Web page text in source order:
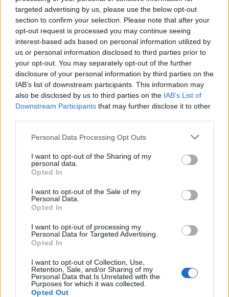
targeted advertising by us, please use the below opt-out
section to confirm your selection. Please note that after your
opt-out request is processed you may continue seeing
interest-based ads based on personal information utilized by
us or personal information disclosed to third parties prior to
your opt-out. You may separately opt-out of the further
disclosure of your personal information by third parties on the
IAB’s list of downstream participants. This information may
also be disclosed by us to third parties on the IAB’s List of
Downstream Participants that may further disclose it to other
Personal Data Processing Opt Outs
I want to opt-out of the Sharing of my
personal data.
Opted In
I want to opt-out of the Sale of my
Personal Data.
Opted In
I want to opt-out of processing my
Personal Data for Targeted Advertising.
Opted In
I want to opt-out of Collection, Use,
Retention, Sale, and/or Sharing of my
Personal Data that Is Unrelated with the
Purposes for which it was collected.
Opted Out